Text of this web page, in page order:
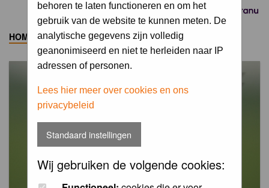
Sponsored by
behoren te laten functioneren en om het
gebruik van de website te kunnen meten. De
analytische gegevens zijn volledig
geanonimiseerd en niet te herleiden naar IP
adressen of personen.
Lees hier meer over cookies en ons
privacybeleid
Standaard instellingen
Wij gebruiken de volgende cookies:
HOME ->ALBUM